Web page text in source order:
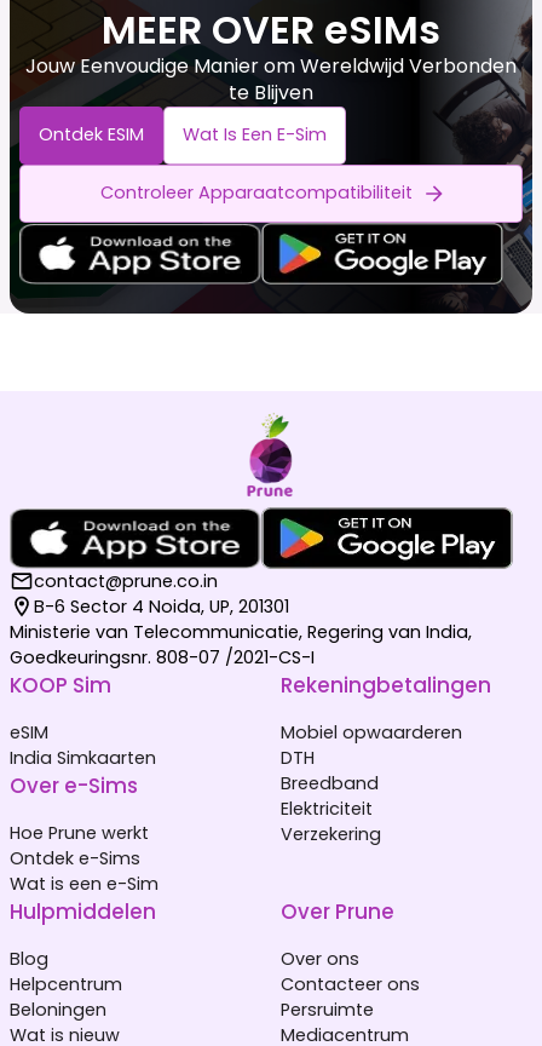
MEER OVER eSIMs
Jouw Eenvoudige Manier om Wereldwijd Verbonden
te Blijven
Ontdek ESIM Wat Is Een E-Sim
Controleer Apparaatcompatibiliteit
contact@prune.co.in
B-6 Sector 4 Noida, UP, 201301
Ministerie van Telecommunicatie, Regering van India,
Goedkeuringsnr. 808-07 /2021-CS-I
KOOP Sim
eSIM
India Simkaarten
Over e-Sims
Hoe Prune werkt
Ontdek e-Sims
Wat is een e-Sim
Rekeningbetalingen
Mobiel opwaarderen
DTH
Breedband
Elektriciteit
Verzekering
Hulpmiddelen
Blog
Helpcentrum
Beloningen
Wat is nieuw
Over Prune
Over ons
Contacteer ons
Persruimte
Mediacentrum